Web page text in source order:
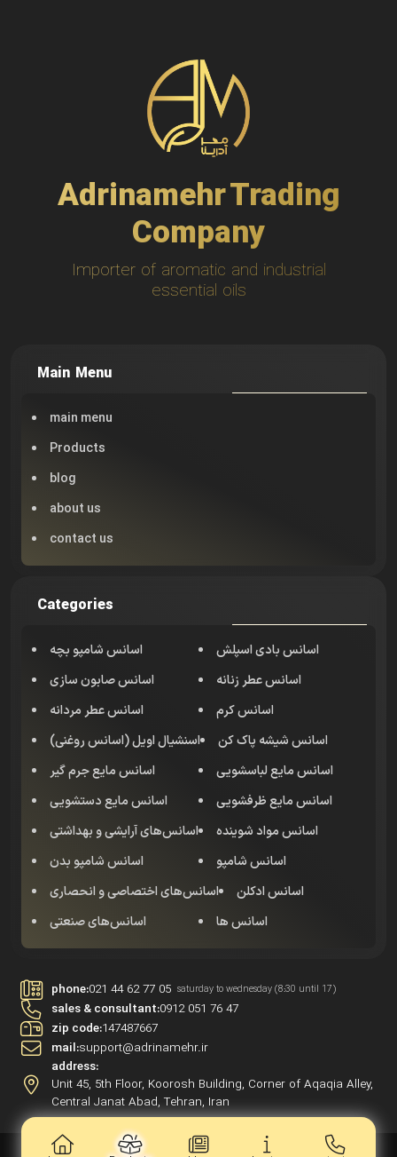
Adrinamehr Trading
Company
Importer of aromatic and industrial
essential oils
Main Menu
main menu
Products
blog
about us
contact us
Categories
اسانس شامپو بچه
اسانس بادی اسپلش
اسانس صابون سازی
اسانس عطر زنانه
اسانس عطر مردانه
اسانس کرم
اسنشیال اویل (اسانس روغنی)
اسانس شیشه پاک کن
اسانس مایع جرم گیر
اسانس مایع لباسشویی
اسانس مایع دستشویی
اسانس مایع ظرفشویی
اسانس‌های آرایشی و بهداشتی
اسانس مواد شوینده
اسانس شامپو بدن
اسانس شامپو
اسانس‌های اختصاصی و انحصاری
اسانس‌ ادکلن
اسانس‌های صنعتی
اسانس ها
phone:021 44 62 77 05 saturday to wednesday (8:30 until 17)
sales & consultant:0912 051 76 47
zip code:147487667
mail:support@adrinamehr.ir
address:
Unit 45, 5th Floor, Koorosh Building, Corner of Aqaqia Alley,
Central Janat Abad, Tehran, Iran
All rights reserved for Adrinamehr | 2021